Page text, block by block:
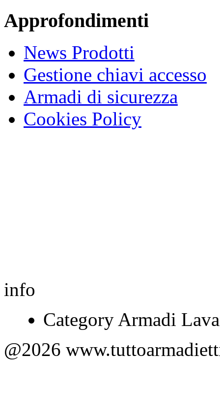
Approfondimenti
News Prodotti
Gestione chiavi accesso
Armadi di sicurezza
Cookies Policy
info
Category Armadi
@2026